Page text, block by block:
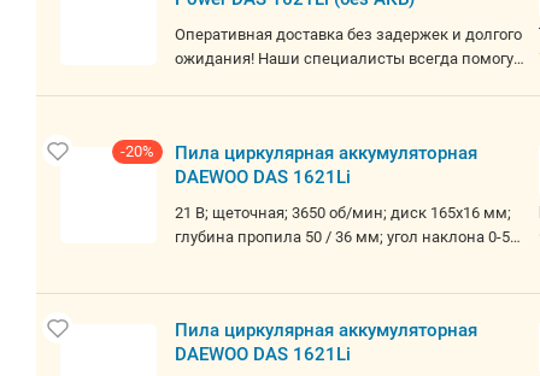
Оперативная доставка без задержек и долгого
ожидания! Наши специалисты всегда помогут
подход к каждому клиенту, внимательное
отношение и точный подбор товаров —
гарантия вашего удобства и удовольствия от
покупки. Позвоните нам или оставьте заявку
на сайте, и убедитесь сами!
-20%
Пила циркулярная аккумуляторная
DAEWOO DAS 1621Li
21 В; щеточная; 3650 об/мин; диск 165x16 мм;
глубина пропила 50 / 36 мм; угол наклона 0-50
Пила циркулярная аккумуляторная
DAEWOO DAS 1621Li